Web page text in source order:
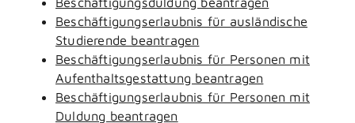
Beschäftigungserlaubnis für ausländische
Studierende beantragen
Beschäftigungserlaubnis für Personen mit
Aufenthaltsgestattung beantragen
Beschäftigungserlaubnis für Personen mit
Duldung beantragen